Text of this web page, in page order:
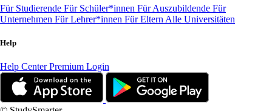
Für Studierende Für Schüler*innen Für Auszubildende Für
Unternehmen Für Lehrer*innen Für Eltern Alle Universitäten
Help
Help CenterPremium Login